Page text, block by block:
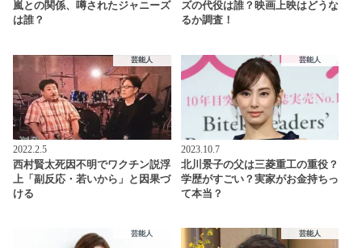
嵐との関係、噂されたジャニーズ
は誰？
ズの代役は誰？映画上映はどうな
るか調査！
芸能人
2022.2.5
西村賢太死因不明でワクチン説浮
上「副反応・若いから」と因果づ
ける
芸能人
2023.10.7
北川景子の父は三菱重工の重役？
学歴がすごい？実家がお金持ちっ
て本当？
芸能人 芸能人